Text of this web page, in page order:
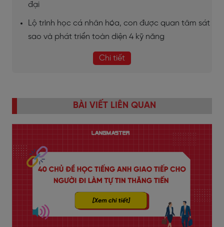
đại
Lộ trình học cá nhân hóa, con được quan tâm sát
sao và phát triển toàn diện 4 kỹ năng
Chi tiết
BÀI VIẾT LIÊN QUAN